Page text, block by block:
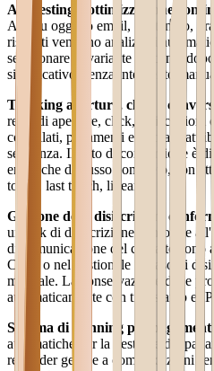
A/B testing e ottimizzazione
A/B su oggetto email, contenuto,
risultati vengono analizzati
selezionare la variante vincente
significativo, senza intervento
Tracking aperture, click e
reale di aperture, click, disiscrizioni
compilati, pagamenti effettuati)
sequenza. Il dato di conversione è
email che di flusso completo, con
touch, last touch, lineare).
Gestione delle disiscrizioni
un link di disiscrizione conforme
di comunicazione del contatto sono
CRM o nel gestionale in caso di
manuale. La conservazione delle
automaticamente con timestamp e IP.
Sistema di dunning per
automatiche per la gestione dei
reminder gentile a comunicazioni